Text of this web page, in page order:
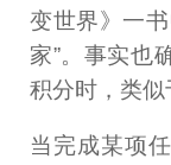
变世界》一
家”。事实也
积分时，类似
当完成某项